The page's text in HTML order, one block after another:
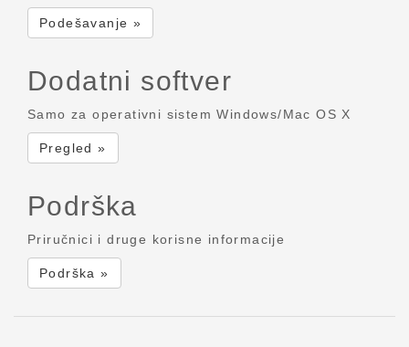
Podešavanje »
Dodatni softver
Samo za operativni sistem Windows/Mac OS X
Pregled »
Podrška
Priručnici i druge korisne informacije
Podrška »